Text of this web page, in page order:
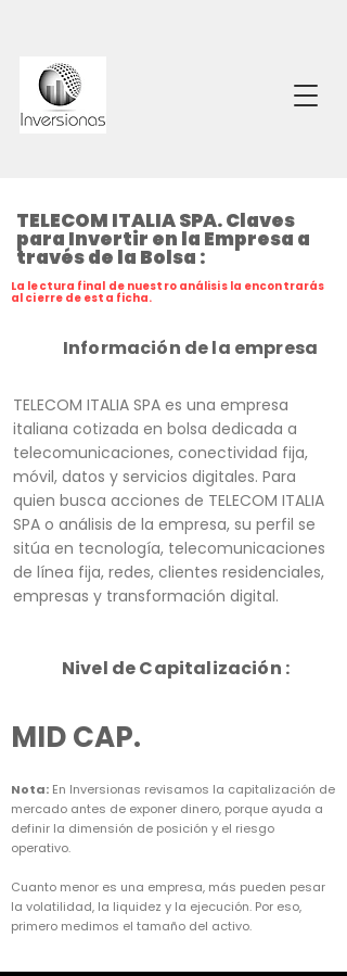
TELECOM ITALIA SPA. Claves
para Invertir en la Empresa a
través de la Bolsa :
La lectura final de nuestro análisis la encontrarás
al cierre de esta ficha.
Información de la empresa
TELECOM ITALIA SPA es una empresa
italiana cotizada en bolsa dedicada a
telecomunicaciones, conectividad fija,
móvil, datos y servicios digitales. Para
quien busca acciones de TELECOM ITALIA
SPA o análisis de la empresa, su perfil se
sitúa en tecnología, telecomunicaciones
de línea fija, redes, clientes residenciales,
empresas y transformación digital.
Nivel de Capitalización :
MID CAP.
Nota: En Inversionas revisamos la capitalización de
mercado antes de exponer dinero, porque ayuda a
definir la dimensión de posición y el riesgo
operativo.
Cuanto menor es una empresa, más pueden pesar
la volatilidad, la liquidez y la ejecución. Por eso,
primero medimos el tamaño del activo.